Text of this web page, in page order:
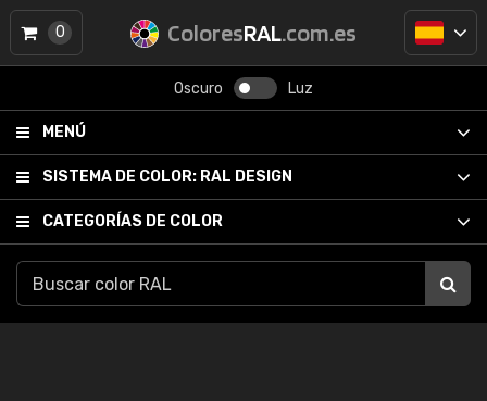
ColoresRAL.com.es
Oscuro Luz
MENÚ
SISTEMA DE COLOR: RAL DESIGN
CATEGORÍAS DE COLOR
0